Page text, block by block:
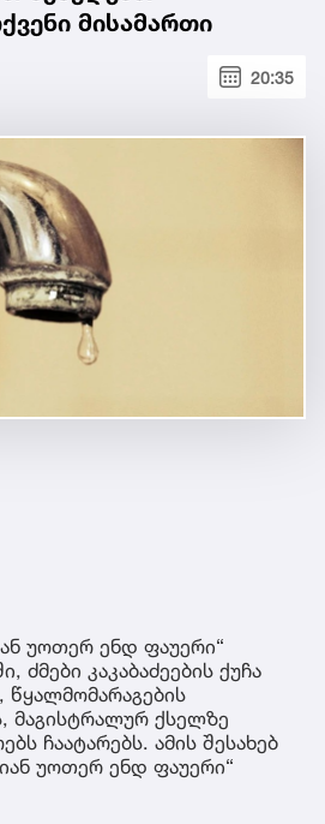
მისამართი
20:35
უოთერ ენდ ფაუერი“
ძმები კაკაბაძეების ქუჩა
წყალმომარაგების
მაგისტრალურ ქსელზე
ჩაატარებს. ამის შესახებ
უოთერ ენდ ფაუერი“